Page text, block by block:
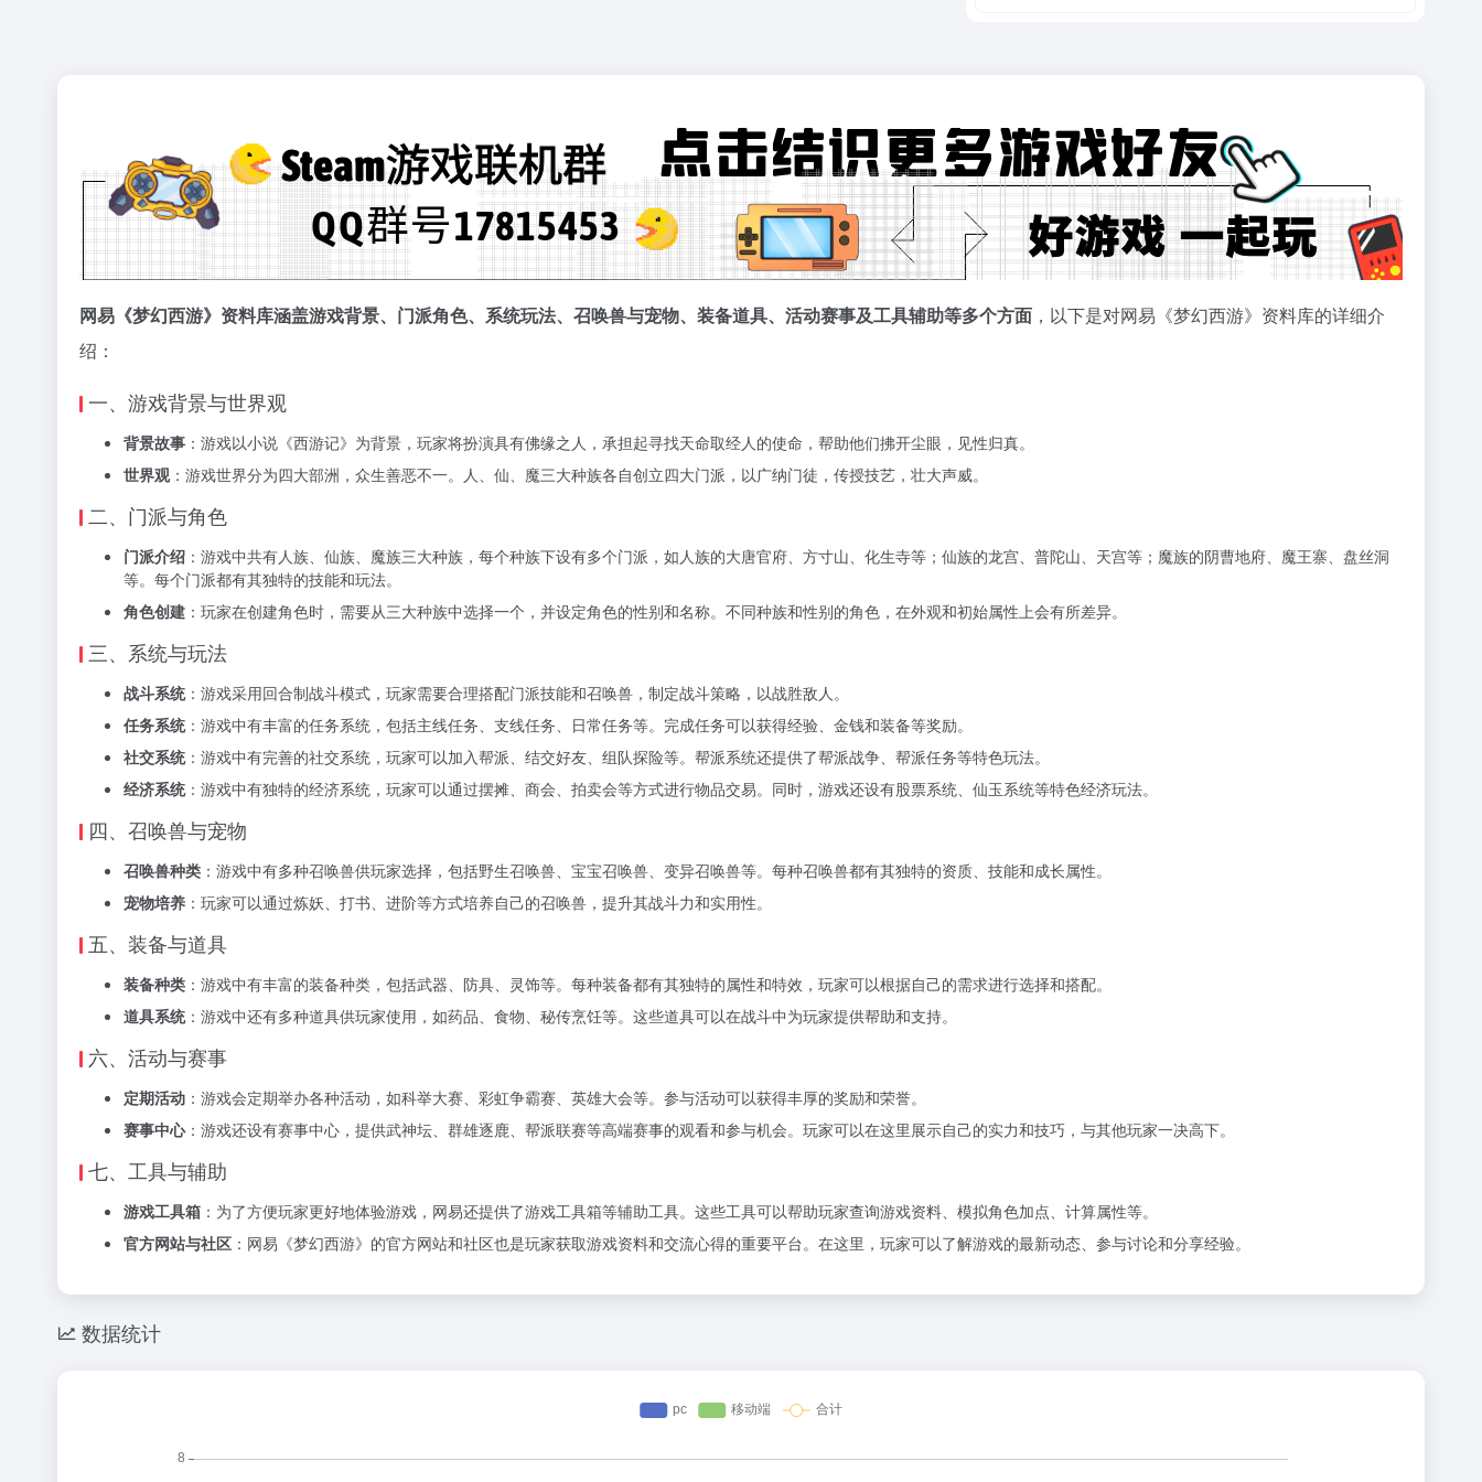
网易《梦幻西游》资料库涵盖游戏背景、门派角色、系统玩法、召唤兽与宠物、装备道具、活动赛事及工具辅助等多个方面 ，以下是对网易《梦幻西游》资料库的详细介
绍：
一、游戏背景与世界观
背景故事 ：游戏以小说《西游记》为背景，玩家将扮演具有佛缘之人，承担起寻找天命取经人的使命，帮助他们拂开尘眼，见性归真。
世界观：游戏世界分为四大部洲，众生善恶不一。人、仙、魔三大种族各自创立四大门派，以广纳门徒，传授技艺，壮大声威。
二、门派与角色
门派介绍 ：游戏中共有人族、仙族、魔族三大种族，每个种族下设有多个门派，如人族的大唐官府、方寸山、化生寺等；仙族的龙宫、普陀山、天宫等；魔族的阴曹地府、魔王寨、盘丝洞
等。每个门派都有其独特的技能和玩法。
角色创建 ：玩家在创建角色时，需要从三大种族中选择一个，并设定角色的性别和名称。不同种族和性别的角色，在外观和初始属性上会有所差异。
三、系统与玩法
战斗系统：游戏采用回合制战斗模式，玩家需要合理搭配门派技能和召唤兽，制定战斗策略，以战胜敌人。
任务系统：游戏中有丰富的任务系统，包括主线任务、支线任务、日常任务等。完成任务可以获得经验、金钱和装备等奖励。
社交系统：游戏中有完善的社交系统，玩家可以加入帮派、结交好友、组队探险等。帮派系统还提供了帮派战争、帮派任务等特色玩法。
经济系统：游戏中有独特的经济系统，玩家可以通过摆摊、商会、拍卖会等方式进行物品交易。同时，游戏还设有股票系统、仙玉系统等特色经济玩法。
四、召唤兽与宠物
召唤兽种类 ：游戏中有多种召唤兽供玩家选择，包括野生召唤兽、宝宝召唤兽、变异召唤兽等。每种召唤兽都有其独特的资质、技能和成长属性。
宠物培养 ：玩家可以通过炼妖、打书、进阶等方式培养自己的召唤兽，提升其战斗力和实用性。
五、装备与道具
装备种类 ：游戏中有丰富的装备种类，包括武器、防具、灵饰等。每种装备都有其独特的属性和特效，玩家可以根据自己的需求进行选择和搭配。
道具系统：游戏中还有多种道具供玩家使用，如药品、食物、秘传烹饪等。这些道具可以在战斗中为玩家提供帮助和支持。
六、活动与赛事
定期活动 ：游戏会定期举办各种活动，如科举大赛、彩虹争霸赛、英雄大会等。参与活动可以获得丰厚的奖励和荣誉。
赛事中心：游戏还设有赛事中心，提供武神坛、群雄逐鹿、帮派联赛等高端赛事的观看和参与机会。玩家可以在这里展示自己的实力和技巧，与其他玩家一决高下。
七、工具与辅助
游戏工具箱 ：为了方便玩家更好地体验游戏，网易还提供了游戏工具箱等辅助工具。这些工具可以帮助玩家查询游戏资料、模拟角色加点、计算属性等。
官方网站与社区 ：网易《梦幻西游》的官方网站和社区也是玩家获取游戏资料和交流心得的重要平台。在这里，玩家可以了解游戏的最新动态、参与讨论和分享经验。
数据统计